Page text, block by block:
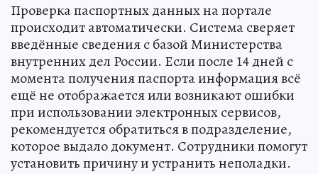
Проверка паспортных данных на портале
происходит автоматически. Система сверяет
введённые сведения с базой Министерства
внутренних дел России. Если после 14 дней с
момента получения паспорта информация всё
ещё не отображается или возникают ошибки
при использовании электронных сервисов,
рекомендуется обратиться в подразделение,
которое выдало документ. Сотрудники помогут
установить причину и устранить неполадки.